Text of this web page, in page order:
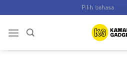
content